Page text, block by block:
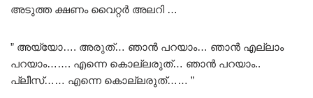
അടുത്ത ക്ഷണം വൈറ്റർ അലറി …
” അയ്യോ…. അരുത്… ഞാൻ പറയാം… ഞാൻ എല്ലാം
പറയാം……. എന്നെ കൊല്ലരുത്… ഞാൻ പറയാം..
പ്ലീസ്…… എന്നെ കൊല്ലരുത്…… ”